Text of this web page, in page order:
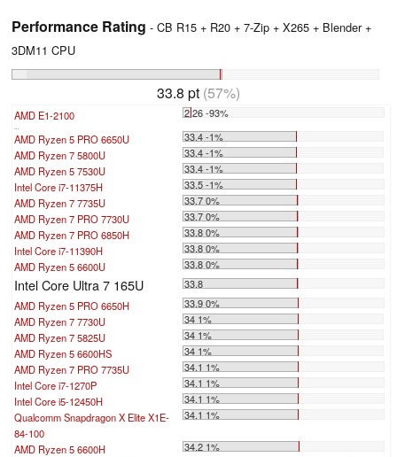
Performance Rating - CB R15 + R20 + 7-Zip + X265 + Blender +
3DM11 CPU
33.8 pt (57%)
AMD E1-2100 2.26 -93%
AMD Ryzen 5 PRO 6650U
33.4 -1%
AMD Ryzen 7 5800U
33.4 -1%
AMD Ryzen 5 7530U
33.4 -1%
Intel Core i7-11375H
33.5 -1%
AMD Ryzen 7 7735U
33.7 0%
AMD Ryzen 7 PRO 7730U
33.7 0%
AMD Ryzen 7 PRO 6850H
33.8 0%
Intel Core i7-11390H
33.8 0%
AMD Ryzen 5 6600U
33.8 0%
Intel Core Ultra 7 165U
33.8
AMD Ryzen 5 PRO 6650H
33.9 0%
AMD Ryzen 7 7730U
34 1%
AMD Ryzen 7 5825U
34 1%
AMD Ryzen 5 6600HS
34 1%
AMD Ryzen 7 PRO 7735U
34.1 1%
Intel Core i7-1270P
34.1 1%
Intel Core i5-12450H
34.1 1%
Qualcomm Snapdragon X Elite X1E-
84-100
34.1 1%
AMD Ryzen 5 6600H 34.2 1%